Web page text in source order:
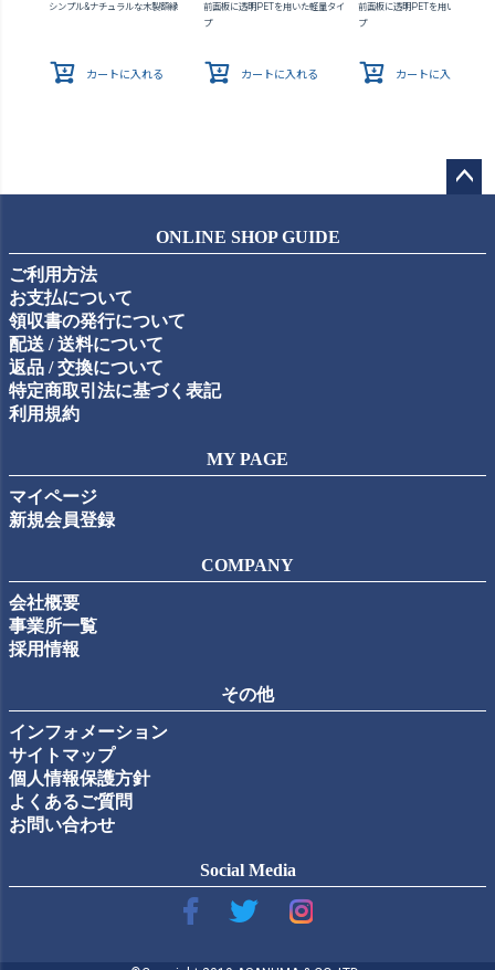
シンプル&ナチュラルな木製額縁
カートに入れる
前面板に透明PETを用いた軽量タイ
プ
カートに入れる
前面板に透明PETを用いた軽量タ
プ
カートに入れる
ップ
ONLINE SHOP GUIDE
ご利用方法
お支払について
領収書の発行について
配送 / 送料について
返品 / 交換について
特定商取引法に基づく表記
利用規約
MY PAGE
マイページ
新規会員登録
COMPANY
会社概要
事業所一覧
採用情報
その他
インフォメーション
サイトマップ
個人情報保護方針
よくあるご質問
お問い合わせ
Social Media